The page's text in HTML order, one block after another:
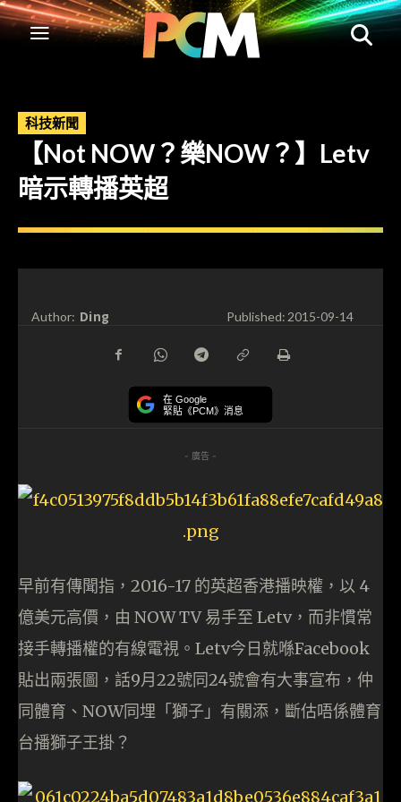
科技新聞
【Not NOW？樂NOW？】Letv
暗示轉播英超
Author: Ding Published:2015-09-14
在 Google
緊貼《PCM》消息
- 廣告 -
早前有傳聞指，2016-17 的英超香港播映權，以 4
億美元高價，由 NOW TV 易手至 Letv，而非慣常
接手轉播權的有線電視。Letv今日就喺Facebook
貼出兩張圖，話9月22號同24號會有大事宣布，仲
同體育、NOW同埋「獅子」有關添，斷估唔係體育
台播獅子王掛？